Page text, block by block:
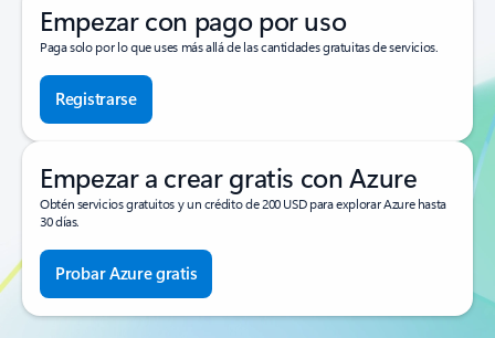
Empezar con pago por uso
Paga solo por lo que uses más allá de las cantidades gratuitas de servicios.
Registrarse
Empezar a crear gratis con Azure
Obtén servicios gratuitos y un crédito de 200 USD para explorar Azure hasta
30 días.
Probar Azure gratis